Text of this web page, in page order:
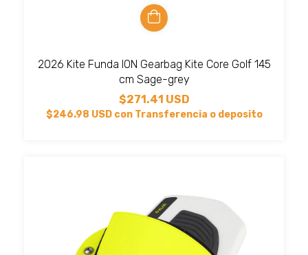
2026 Kite Funda ION Gearbag Kite Core Golf 145
cm Sage-grey
$271.41 USD
$246.98 USD con Transferencia o deposito